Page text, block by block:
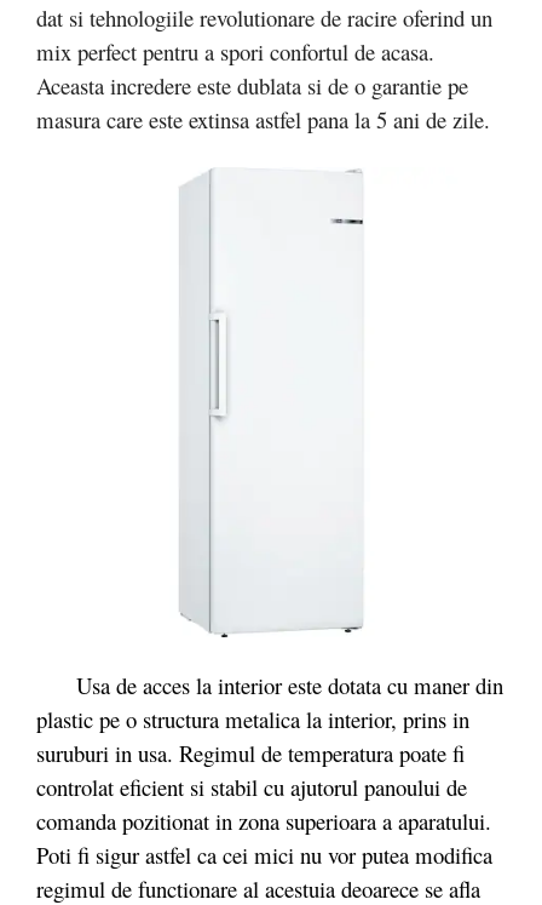
dat si tehnologiile revolutionare de racire oferind un
mix perfect pentru a spori confortul de acasa.
Aceasta incredere este dublata si de o garantie pe
masura care este extinsa astfel pana la 5 ani de zile.
Usa de acces la interior este dotata cu maner din
plastic pe o structura metalica la interior, prins in
suruburi in usa. Regimul de temperatura poate fi
controlat eficient si stabil cu ajutorul panoului de
comanda pozitionat in zona superioara a aparatului.
Poti fi sigur astfel ca cei mici nu vor putea modifica
regimul de functionare al acestuia deoarece se afla